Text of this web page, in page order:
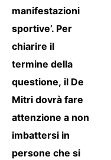
manifestazioni
sportive’. Per
chiarire il
termine della
questione, il De
Mitri dovrà fare
attenzione a non
imbattersi in
persone che si